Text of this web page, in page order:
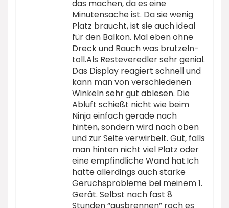
das machen, da es eine
Minutensache ist. Da sie wenig
Platz braucht, ist sie auch ideal
für den Balkon. Mal eben ohne
Dreck und Rauch was brutzeln-
toll.Als Resteveredler sehr genial.
Das Display reagiert schnell und
kann man von verschiedenen
Winkeln sehr gut ablesen. Die
Abluft schießt nicht wie beim
Ninja einfach gerade nach
hinten, sondern wird nach oben
und zur Seite verwirbelt. Gut, falls
man hinten nicht viel Platz oder
eine empfindliche Wand hat.Ich
hatte allerdings auch starke
Geruchsprobleme bei meinem 1.
Gerät. Selbst nach fast 8